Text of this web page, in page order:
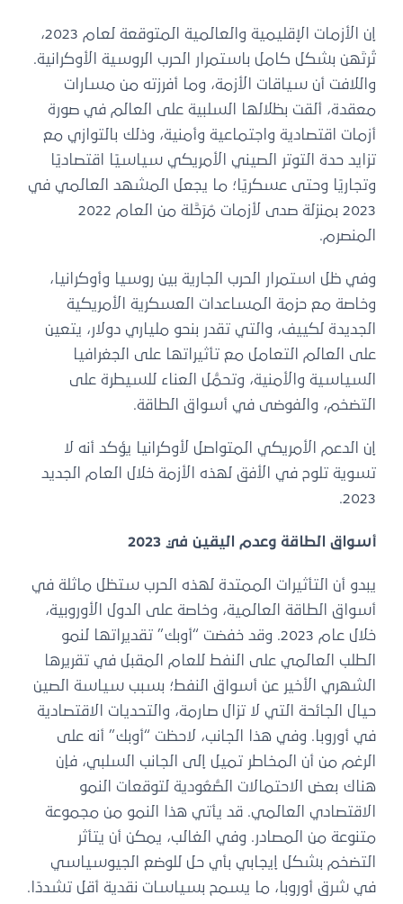
إن الأزمات الإقليمية والعالمية المتوقعة لعام 2023،
تُرتَهن بشكل كامل باستمرار الحرب الروسية الأوكرانية.
واللافت أن سياقات الأزمة، وما أفرزته من مسارات
معقدة، ألقت بظلالها السلبية على العالم في صورة
أزمات اقتصادية واجتماعية وأمنية، وذلك بالتوازي مع
تزايد حدة التوتر الصيني الأمريكي سياسيًا اقتصاديًا
وتجاريًا وحتى عسكريًا؛ ما يجعل المشهد العالمي في
2023 بمنزلة صدى لأزمات مُرَحَّلة من العام 2022
المنصرم.
وفي ظل استمرار الحرب الجارية بين روسيا وأوكرانيا،
وخاصة مع حزمة المساعدات العسكرية الأمريكية
الجديدة لكييف، والتي تقدر بنحو ملياري دولار، يتعين
على العالم التعامل مع تأثيراتها على الجغرافيا
السياسية والأمنية، وتحمُّل العناء للسيطرة على
التضخم، والفوضى في أسواق الطاقة.
إن الدعم الأمريكي المتواصل لأوكرانيا يؤكد أنه لا
تسوية تلوح في الأفق لهذه الأزمة خلال العام الجديد
2023.
أسواق الطاقة وعدم اليقين في 2023
يبدو أن التأثيرات الممتدة لهذه الحرب ستظل ماثلة في
أسواق الطاقة العالمية، وخاصة على الدول الأوروبية،
خلال عام 2023. وقد خفضت “أوبك” تقديراتها لنمو
الطلب العالمي على النفط للعام المقبل في تقريرها
الشهري الأخير عن أسواق النفط؛ بسبب سياسة الصين
حيال الجائحة التي لا تزال صارمة، والتحديات الاقتصادية
في أوروبا. وفي هذا الجانب، لاحظت “أوبك” أنه على
الرغم من أن المخاطر تميل إلى الجانب السلبي، فإن
هناك بعض الاحتمالات الصُّعُودية لتوقعات النمو
الاقتصادي العالمي. قد يأتي هذا النمو من مجموعة
متنوعة من المصادر. وفي الغالب، يمكن أن يتأثر
التضخم بشكل إيجابي بأي حل للوضع الجيوسياسي
في شرق أوروبا، ما يسمح بسياسات نقدية أقل تشددًا.